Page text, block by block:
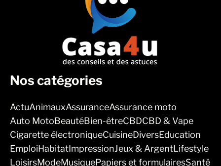
Nos catégories
ActuAnimauxAssuranceAssurance moto
Auto MotoBeautéBien-êtreCBDCBD & Vape
Cigarette électroniqueCuisineDiversEducation
EmploiHabitatImpressionJeux & ArgentLifestyle
LoisirsModeMusiquePapiers et formulairesSanté